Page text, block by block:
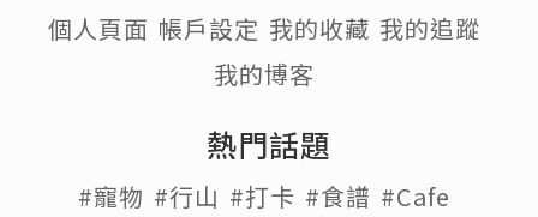
個人頁面 帳戶設定 我的收藏 我的追蹤
我的博客
熱門話題
#寵物 #行山 #打卡 #食譜 #Cafe